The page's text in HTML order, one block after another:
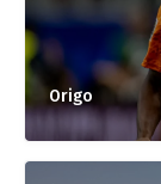
Origo